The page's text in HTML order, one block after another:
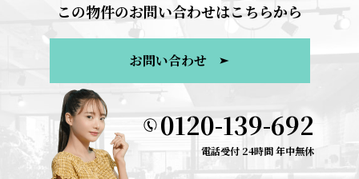
この物件のお問い合わせはこちらから
お問い合わせ
0120-139-692
電話受付 24時間 年中無休